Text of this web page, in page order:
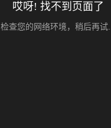
哎呀! 找不到页面了
检查您的网络环境，稍后再试...